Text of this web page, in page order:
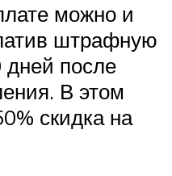
можно и
штрафную
после
В этом
скидка на